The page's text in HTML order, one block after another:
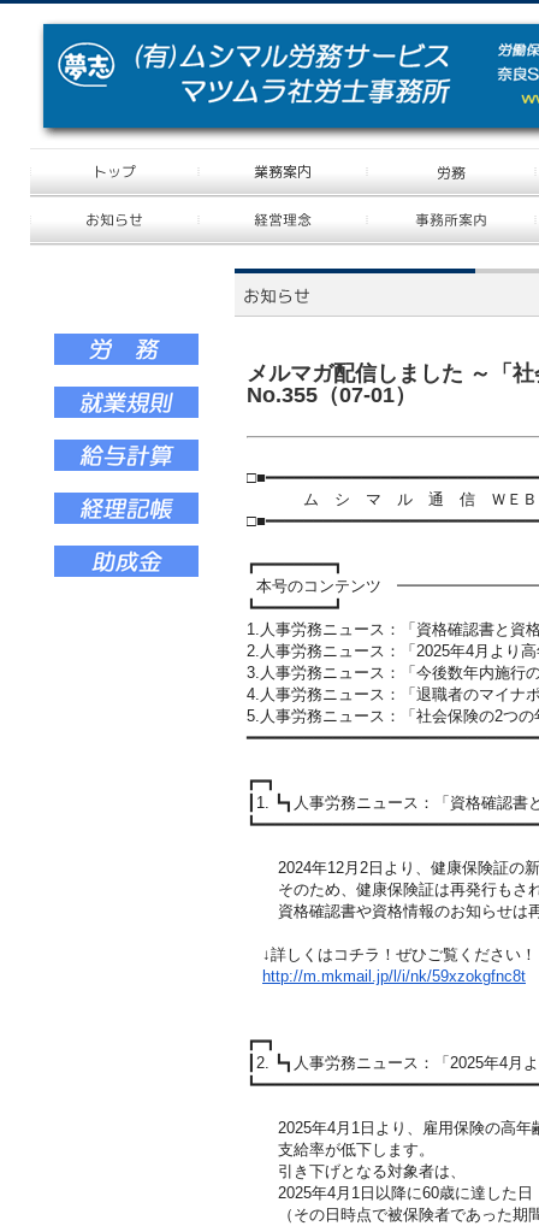
メルマガ配信しました ～「
No.355（07-01）
□■━━━━━━━━━━━━━━━━━━━━━━━━━━━━
ム シ マ ル 通 信 ＷＥＢ
□■━━━━━━━━━━━━━━━━━━━━━━━━━━━━
┏━━━━━━━━┓
本号のコンテンツ
┗━━━━━━━━┛
1.人事労務ニュース：「資格確認書と資
2.人事労務ニュース：「2025年4月より
3.人事労務ニュース：「今後数年内施行
4.人事労務ニュース：「退職者のマイナ
5.人事労務ニュース：「社会保険の2つ
━━━━━━━━━━━━━━━━━━━━━━━━━━━━━━
┏━┓
┃1. ┗┓人事労務ニュース：「資格確認書
┗━━━━━━━━━━━━━━━━━━━━━━━━━━━━━
2024年12月2日より、健康保険証の
そのため、健康保険証は再発行もさ
資格確認書や資格情報のお知らせは
↓詳しくはコチラ！ぜひご覧ください！
http://m.mkmail.jp/l/i/nk/59xzokgfnc8t
┏━┓
┃2. ┗┓人事労務ニュース：「2025年4月
┗━━━━━━━━━━━━━━━━━━━━━━━━━━━━━
2025年4月1日より、雇用保険の高年
支給率が低下します。
引き下げとなる対象者は、
2025年4月1日以降に60歳に達した日
（その日時点で被保険者であった期